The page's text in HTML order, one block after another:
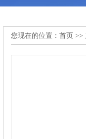
您现在的位置： 首页 >>